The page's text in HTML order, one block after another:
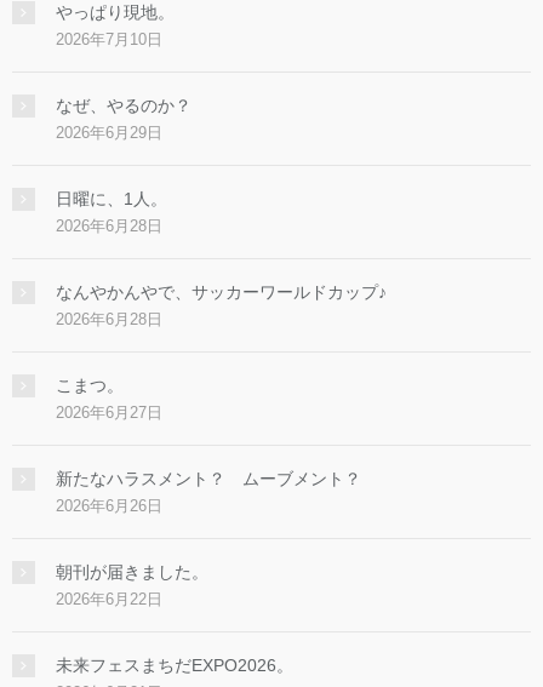
やっぱり現地。
2026年7月10日
なぜ、やるのか？
2026年6月29日
日曜に、1人。
2026年6月28日
なんやかんやで、サッカーワールドカップ♪
2026年6月28日
こまつ。
2026年6月27日
新たなハラスメント？ ムーブメント？
2026年6月26日
朝刊が届きました。
2026年6月22日
未来フェスまちだEXPO2026。